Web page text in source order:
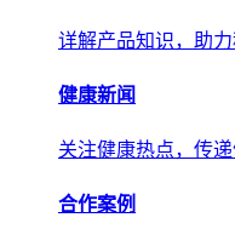
详解产品知识，助力
健康新闻
关注健康热点，传递
合作案例